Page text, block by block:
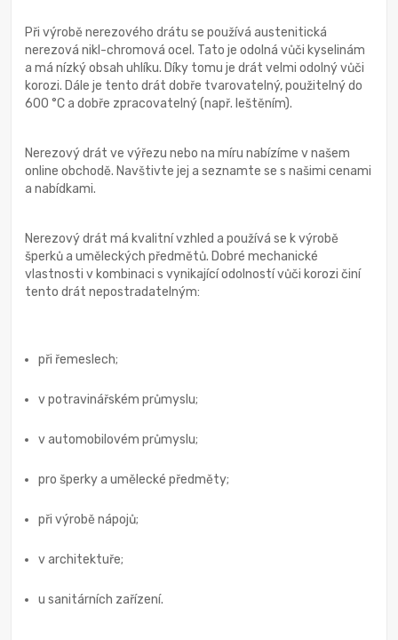
Při výrobě nerezového drátu se používá austenitická
nerezová nikl-chromová ocel. Tato je odolná vůči kyselinám
a má nízký obsah uhlíku. Díky tomu je drát velmi odolný vůči
korozi. Dále je tento drát dobře tvarovatelný, použitelný do
600 °C a dobře zpracovatelný (např. leštěním).
Nerezový drát ve výřezu nebo na míru nabízíme v našem
online obchodě. Navštivte jej a seznamte se s našimi cenami
a nabídkami.
Nerezový drát má kvalitní vzhled a používá se k výrobě
šperků a uměleckých předmětů. Dobré mechanické
vlastnosti v kombinaci s vynikající odolností vůči korozi činí
tento drát nepostradatelným:
při řemeslech;
v potravinářském průmyslu;
v automobilovém průmyslu;
pro šperky a umělecké předměty;
při výrobě nápojů;
v architektuře;
u sanitárních zařízení.